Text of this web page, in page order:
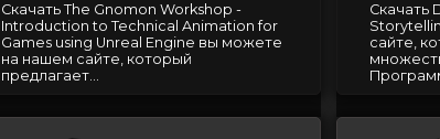
Скачать The Gnomon Workshop -
Introduction to Technical Animation for
Games using Unreal Engine вы можете
на нашем сайте, который
предлагает...
Скачать
сайте,